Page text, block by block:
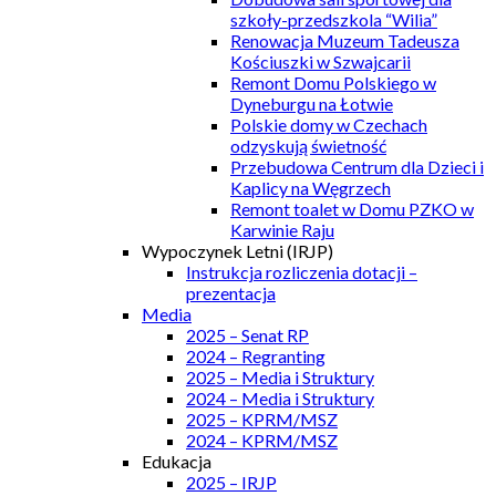
szkoły-przedszkola “Wilia”
Renowacja Muzeum Tadeusza
Kościuszki w Szwajcarii
Remont Domu Polskiego w
Dyneburgu na Łotwie
Polskie domy w Czechach
odzyskują świetność
Przebudowa Centrum dla Dzieci i
Kaplicy na Węgrzech
Remont toalet w Domu PZKO w
Karwinie Raju
Wypoczynek Letni (IRJP)
Instrukcja rozliczenia dotacji –
prezentacja
Media
2025 – Senat RP
2024 – Regranting
2025 – Media i Struktury
2024 – Media i Struktury
2025 – KPRM/MSZ
2024 – KPRM/MSZ
Edukacja
2025 – IRJP